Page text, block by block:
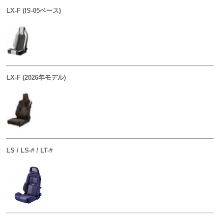
LX-F (IS-05ベース)
LX-F (2026年モデル)
LS / LS-# / LT-#